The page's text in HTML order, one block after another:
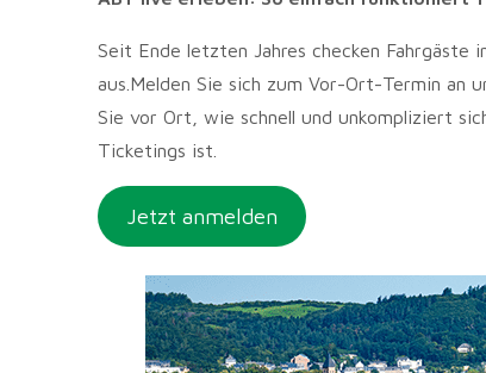
Seit Ende letzten Jahres checken Fahrgäste
aus.Melden Sie sich zum Vor-Ort-Termin an
Sie vor Ort, wie schnell und unkompliziert
Ticketings ist.
Jetzt anmelden